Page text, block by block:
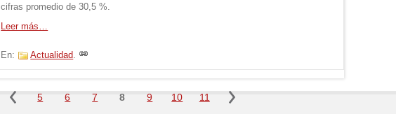
cifras promedio de 30,5 %.
Leer más…
En: Actualidad.